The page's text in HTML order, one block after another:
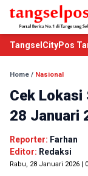
TangselCityPos
Home / Nasional
Cek Lokasi
28 Januari
Reporter: Farhan
Editor: Redaksi
Rabu, 28 Januari 2026 |